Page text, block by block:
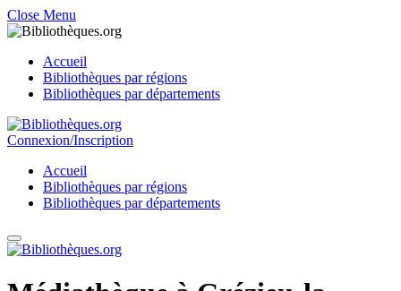
Close Menu
Accueil
Bibliothèques par régions
Bibliothèques par départements
Connexion/Inscription
Accueil
Bibliothèques par régions
Bibliothèques par départements